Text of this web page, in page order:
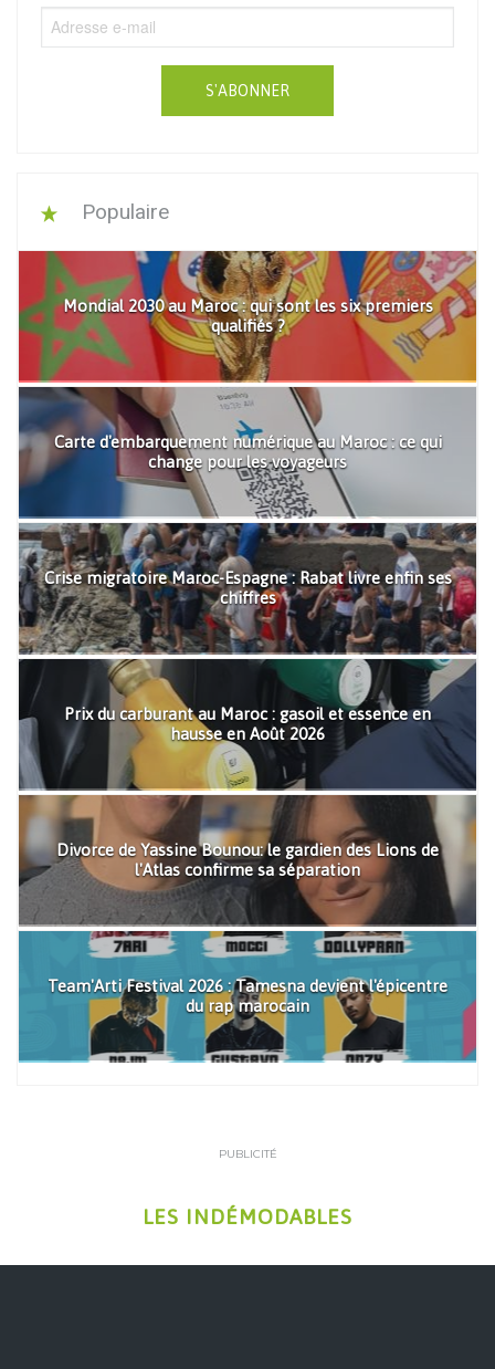
S'ABONNER
Populaire
Mondial 2030 au Maroc : qui sont les six premiers
qualifiés ?
Carte d'embarquement numérique au Maroc : ce qui
change pour les voyageurs
Crise migratoire Maroc-Espagne : Rabat livre enfin ses
chiffres
Prix du carburant au Maroc : gasoil et essence en
hausse en Août 2026
Divorce de Yassine Bounou: le gardien des Lions de
l'Atlas confirme sa séparation
Team'Arti Festival 2026 : Tamesna devient l'épicentre
du rap marocain
PUBLICITÉ
LES INDÉMODABLES